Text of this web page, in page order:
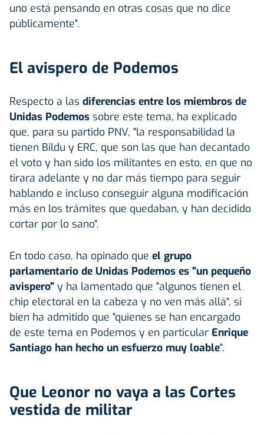
uno está pensando en otras cosas que no dice
públicamente".
El avispero de Podemos
Respecto a las diferencias entre los miembros de
Unidas Podemos sobre este tema, ha explicado
que, para su partido PNV, "la responsabilidad la
tienen Bildu y ERC, que son las que han decantado
el voto y han sido los militantes en esto, en que no
tirara adelante y no dar más tiempo para seguir
hablando e incluso conseguir alguna modificación
más en los trámites que quedaban, y han decidido
cortar por lo sano".
En todo caso, ha opinado que el grupo
parlamentario de Unidas Podemos es "un pequeño
avispero" y ha lamentado que "algunos tienen el
chip electoral en la cabeza y no ven más allá", si
bien ha admitido que "quienes se han encargado
de este tema en Podemos y en particular Enrique
Santiago han hecho un esfuerzo muy loable".
Que Leonor no vaya a las Cortes
vestida de militar